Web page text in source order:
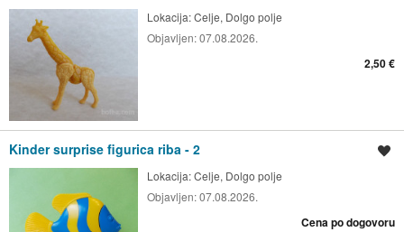
Lokacija:Celje, Dolgo polje
Objavljen:07.08.2026.
2,50 €
Kinder surprise figurica riba - 2
Lokacija:Celje, Dolgo polje
Objavljen:07.08.2026.
Cena po dogovoru